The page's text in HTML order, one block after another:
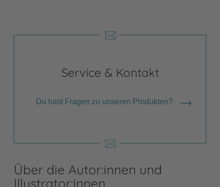
Service & Kontakt
Du hast Fragen zu unseren Produkten?
Über die Autor:innen und
Illustrator:innen